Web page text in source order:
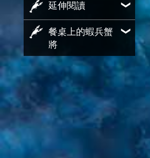
延伸閱讀
餐桌上的蝦兵蟹
將